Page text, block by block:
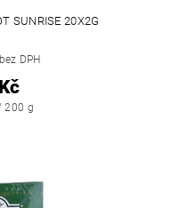
SUNRISE 20X2G
DPH
200 g